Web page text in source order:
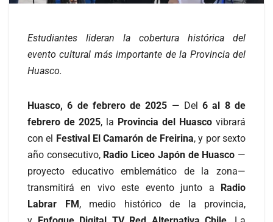
Estudiantes lideran la cobertura histórica del
evento cultural más importante de la Provincia del
Huasco.
Huasco, 6 de febrero de 2025 — Del6 al 8 de
febrero de 2025, la Provincia del Huasco vibrará
con el
Festival El Camarón de Freirina, y por sexto
año consecutivo, Radio Liceo Japón de Huasco —
proyecto educativo emblemático de la zona—
transmitirá en vivo este evento junto a
Radio
Labrar FM , medio histórico de la provincia,